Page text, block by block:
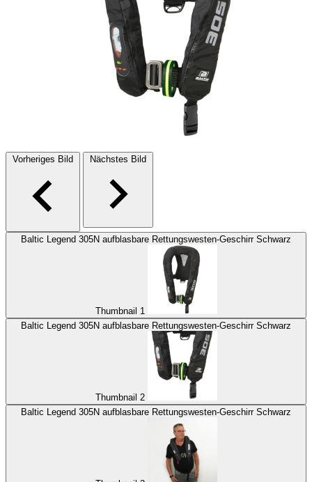
Vorheriges Bild Nächstes Bild
Baltic Legend 305N aufblasbare Rettungswesten-Geschirr Schwarz
Thumbnail 1
Baltic Legend 305N aufblasbare Rettungswesten-Geschirr Schwarz
Thumbnail 2
Baltic Legend 305N aufblasbare Rettungswesten-Geschirr Schwarz